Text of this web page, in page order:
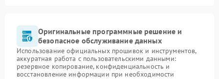
Оригинальные программные решение и
безопасное обслуживание данных
Использование официальных прошивок и инструментов,
аккуратная работа с пользовательскими данными:
резервное копирование, конфиденциальность и
восстановление информации при необходимости